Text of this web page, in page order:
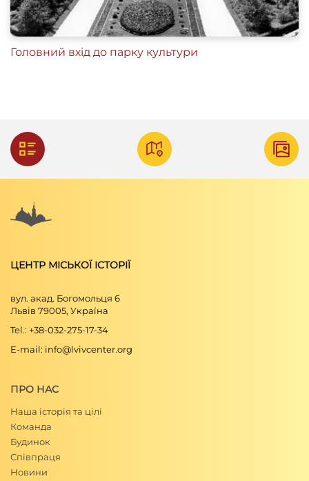
Головний вхід до парку культури
ЦЕНТР МІСЬКОЇ ІСТОРІЇ
вул. акад. Богомольця 6
Львів 79005, Україна
Tel.: +38-032-275-17-34
E-mail: info@lvivcenter.org
ПРО НАС
Наша історія та цілі
Команда
Будинок
Співпраця
Новини